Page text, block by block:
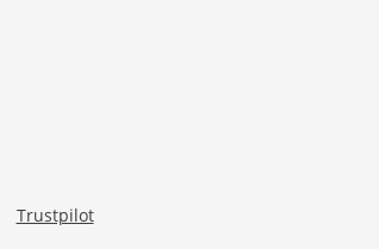
Trustpilot